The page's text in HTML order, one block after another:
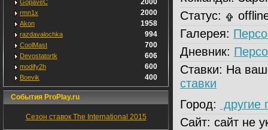
GopaveC 2000
rmn1x 2000
Akon 1958
razdavalochka 994
CoolMast 700
Devostatortk 606
modify2h 600
Boevik 400
События ProPlay.ru
Сезон ставок The International 2015
Статус:
Галерея:
Дневник:
Ставки: На
ставки
Город:
другие
Сайт: сайт не